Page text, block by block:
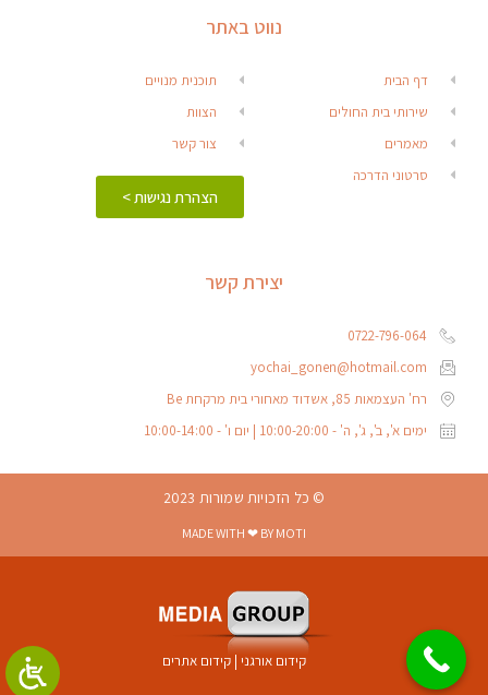
נווט באתר
דף הבית
שירותי בית החולים
מאמרים
סרטוני הדרכה
תוכנית מנויים
הצוות
צור קשר
הצהרת נגישות >
יצירת קשר
0722-796-064
yochai_gonen@hotmail.com
רח' העצמאות 85, אשדוד מאחורי בית מרקחת Be
ימים א', ב', ג', ה' - 10:00-20:00 | יום ו' - 10:00-14:00
© כל הזכויות שמורות 2023
MADE WITH ❤ BY MOTI
קידום אורגני | קידום אתרים